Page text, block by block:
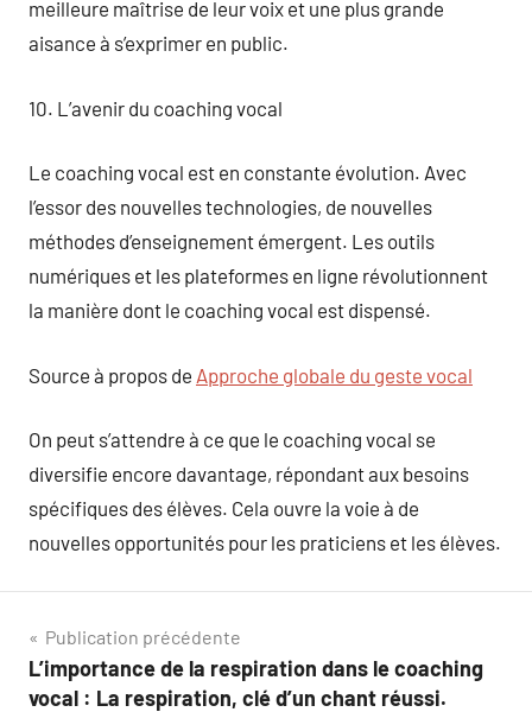
meilleure maîtrise de leur voix et une plus grande
aisance à s’exprimer en public.
10. L’avenir du coaching vocal
Le coaching vocal est en constante évolution. Avec
l’essor des nouvelles technologies, de nouvelles
méthodes d’enseignement émergent. Les outils
numériques et les plateformes en ligne révolutionnent
la manière dont le coaching vocal est dispensé.
Source à propos de Approche globale du geste vocal
On peut s’attendre à ce que le coaching vocal se
diversifie encore davantage, répondant aux besoins
spécifiques des élèves. Cela ouvre la voie à de
nouvelles opportunités pour les praticiens et les élèves.
Navigation
de
Publication précédente
L’importance de la respiration dans le coaching
vocal : La respiration, clé d’un chant réussi.